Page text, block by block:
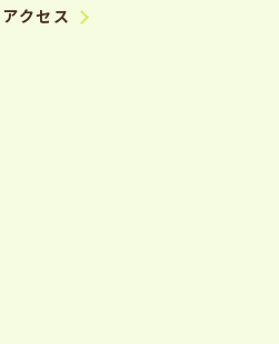
アクセス